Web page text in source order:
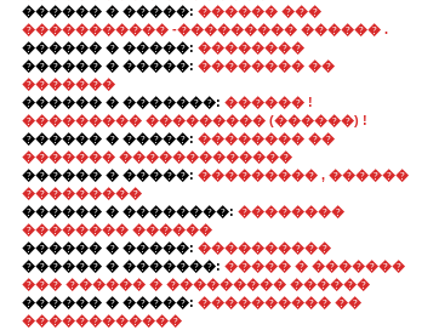
������ � �����: ������ ���
����������� -��������� ������ .
������ � �����: ��������
������ � �����: �������� ��
�������
������ � �������: ������ !
��������� ��������� (������) !
������ � �����: �������� ��
������� �������������
������ � �����: ��������� , ������
���������
������ � ��������: ��������
�������� ������
������ � �����: ����������
������ � �������: ����� � �������
��� ������ � ��������� ������
������ � �����: ���������� ��
������������